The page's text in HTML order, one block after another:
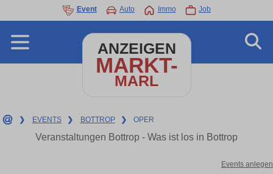
Event Auto Immo Job
ANZEIGEN
MARKT-
MARL
❯ EVENTS ❯ BOTTROP ❯ OPER
Veranstaltungen Bottrop - Was ist los in Bottrop
Events anlegen